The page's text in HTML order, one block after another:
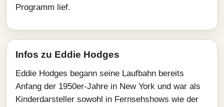
Programm lief.
Infos zu Eddie Hodges
Eddie Hodges begann seine Laufbahn bereits
Anfang der 1950er-Jahre in New York und war als
Kinderdarsteller sowohl in Fernsehshows wie der